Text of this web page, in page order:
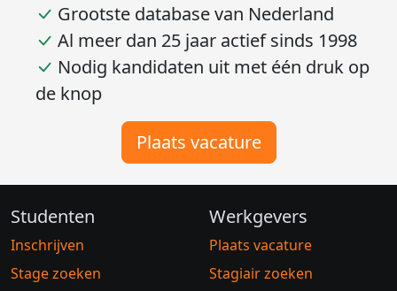
Grootste database van Nederland
Al meer dan 25 jaar actief sinds 1998
Nodig kandidaten uit met één druk op
de knop
Plaats vacature
Studenten
Inschrijven
Stage zoeken
Werkgevers
Plaats vacature
Stagiair zoeken